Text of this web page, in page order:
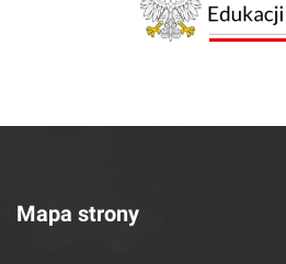
Mapa strony